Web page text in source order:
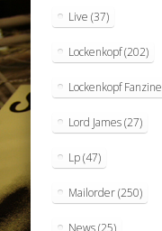
Live (37)
Lockenkopf(202)
Lockenkopf Fanzine
Lord James(27)
Lp(47)
Mailorder(250)